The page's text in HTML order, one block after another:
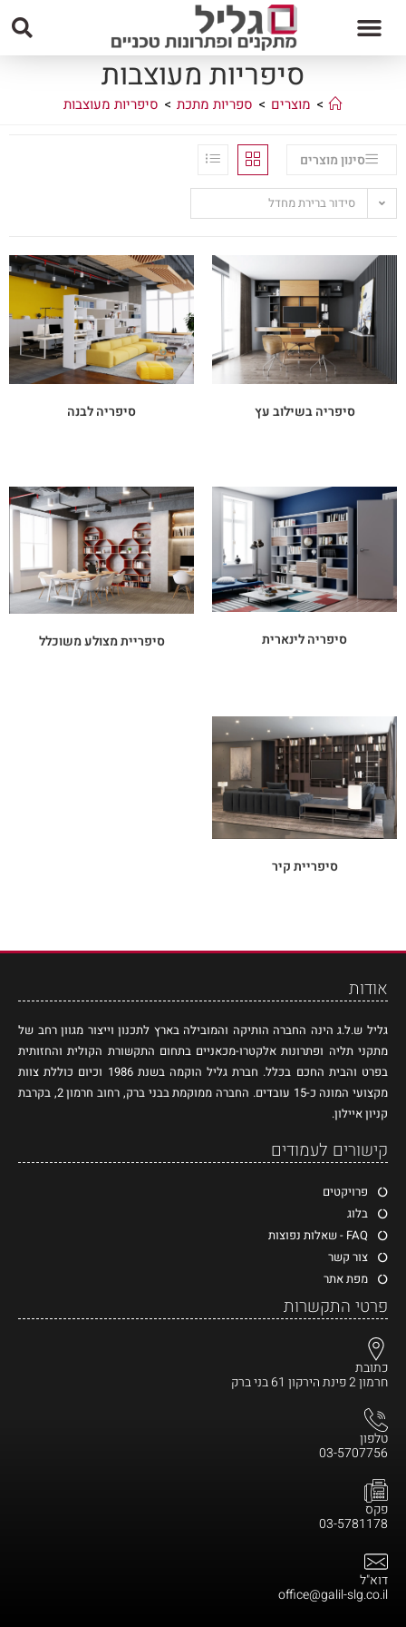
סיפריות מעוצבות
> מוצרים > ספריות מתכת > סיפריות מעוצבות
סינון מוצרים
סידור ברירת מחדל
סיפריה בשילוב עץ סיפריה לבנה
סיפריה לינארית סיפריית מצולע משוכלל
סיפריית קיר
אודות
גליל ש.ל.ג הינה החברה הותיקה והמובילה בארץ לתכנון וייצור מגוון רחב של
מתקני תליה ופתרונות אלקטרו-מכאניים בתחום התקשורת הקולית והחזותית
בפרט והבית החכם בכלל. חברת גליל הוקמה בשנת 1986 וכיום כוללת צוות
מקצועי המונה כ-15 עובדים. החברה ממוקמת בבני ברק, רחוב חרמון 2, בקרבת
קניון איילון.
קישורים לעמודים
פרויקטים
בלוג
FAQ - שאלות נפוצות
צור קשר
מפת אתר
פרטי התקשרות
כתובת
חרמון 2 פינת הירקון 61 בני ברק
טלפון
03-5707756
פקס
03-5781178
דוא"ל
office@galil-slg.co.il